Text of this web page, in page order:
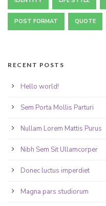
POST FORMAT QUOTE
RECENT POSTS
Hello world!
Sem Porta Mollis Parturi
Nullam Lorem Mattis Purus
Nibh Sem Sit Ullamcorper
Donec luctus imperdiet
Magna pars studiorum